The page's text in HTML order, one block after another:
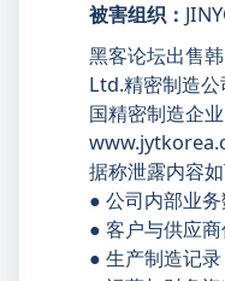
被害组织：
黑客论坛出售
Ltd.精密制造
国精密制造企
据称泄露内容如
● 公司内部业
● 客户与供应
● 生产制造记录